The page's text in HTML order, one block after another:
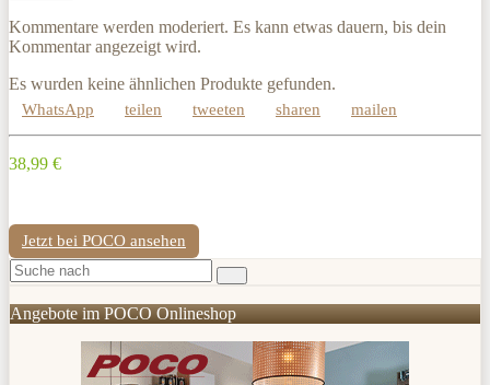
Kommentare werden moderiert. Es kann etwas dauern, bis dein
Kommentar angezeigt wird.
Es wurden keine ähnlichen Produkte gefunden.
WhatsApp teilen tweeten sharen mailen
38,99 €
Jetzt bei POCO ansehen
Angebote im POCO Onlineshop